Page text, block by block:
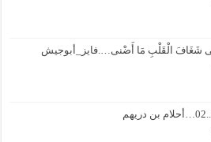
شَغَافَ الْقَلْبِ مَا أَضْنى….فايز_أبوجيش